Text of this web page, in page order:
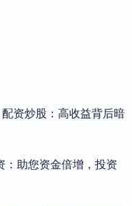
资炒股：高收益背后暗
：助您资金倍增，投资